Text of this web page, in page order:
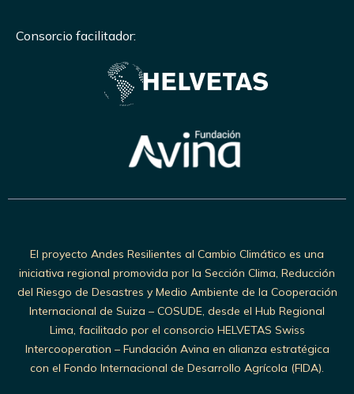
Consorcio facilitador:
El proyecto Andes Resilientes al Cambio Climático es una
iniciativa regional promovida por la Sección Clima, Reducción
del Riesgo de Desastres y Medio Ambiente de la Cooperación
Internacional de Suiza – COSUDE, desde el Hub Regional
Lima, facilitado por el consorcio HELVETAS Swiss
Intercooperation – Fundación Avina en alianza estratégica
con el Fondo Internacional de Desarrollo Agrícola (FIDA).